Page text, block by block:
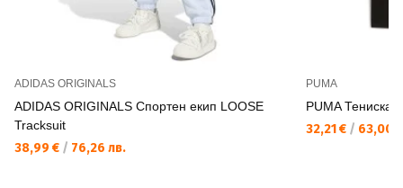
ADIDAS ORIGINALS
ADIDAS ORIGINALS Спортен екип LOOSE
Tracksuit
38,99 € / 76,26 лв.
PUMA
PUMA Тениска
32,21 € / 63,00